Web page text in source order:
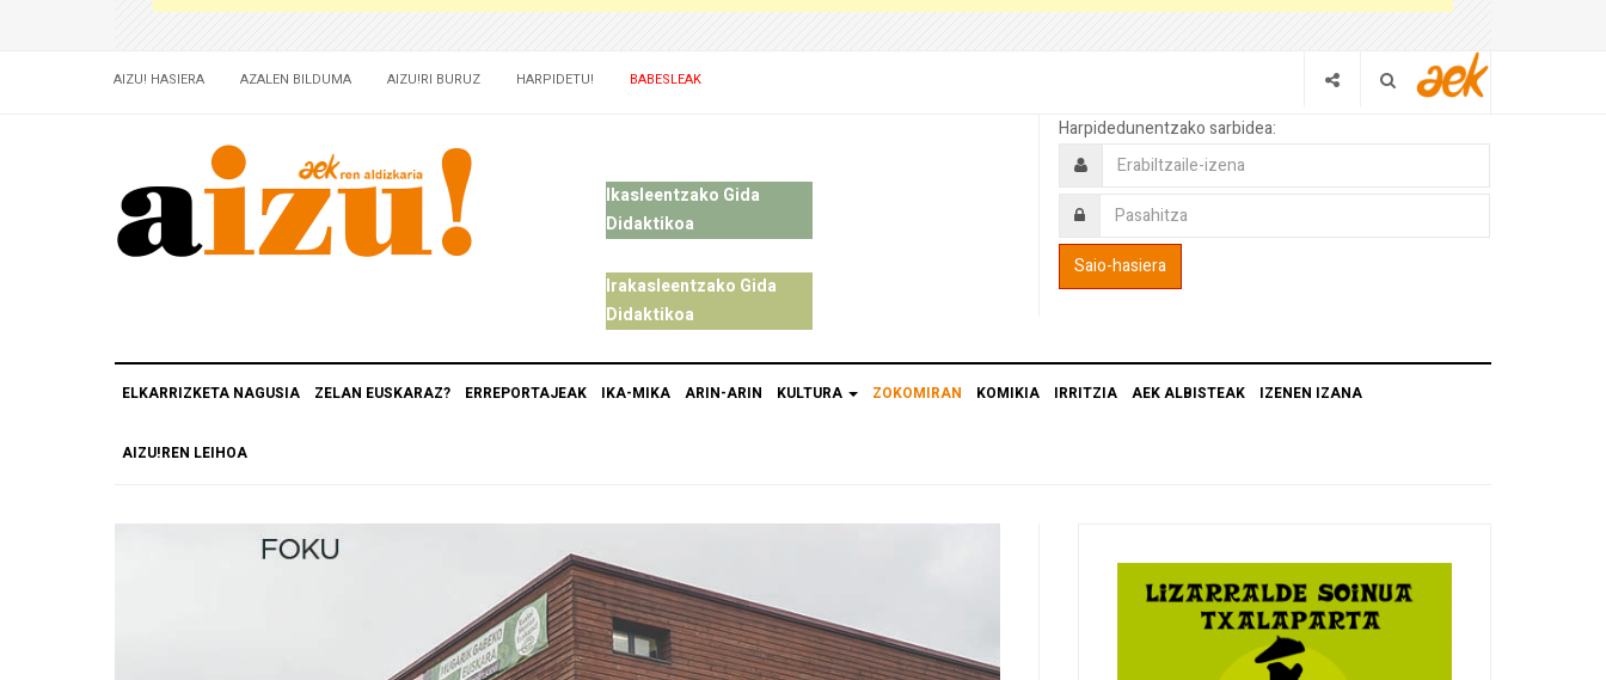
AIZU! HASIERA AZALEN BILDUMA AIZU!RI BURUZ HARPIDETU! BABESLEAK
Ikasleentzako Gida
Didaktikoa
Irakasleentzako Gida
Didaktikoa
Harpidedunentzako sarbidea:
ELKARRIZKETA NAGUSIA ZELAN EUSKARAZ? ERREPORTAJEAK IKA-MIKA ARIN-ARIN KULTURA ZOKOMIRAN KOMIKIA IRRITZIA AEK ALBISTEAK IZENEN IZANA
AIZU!REN LEIHOA